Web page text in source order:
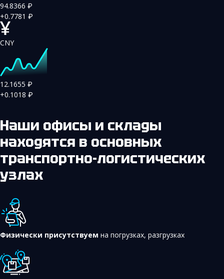
94.8366 ₽
+0.7781 ₽
CNY
12.1655 ₽
+0.1018 ₽
Наши офисы и склады
находятся в основных
транспортно-логистических
узлах
Физически присутствуем на погрузках, разгрузках